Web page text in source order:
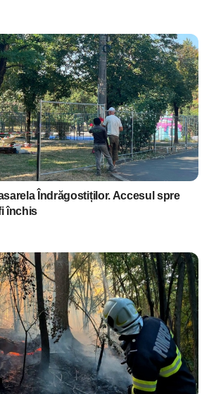
Îndrăgostiților. Accesul spre
închis